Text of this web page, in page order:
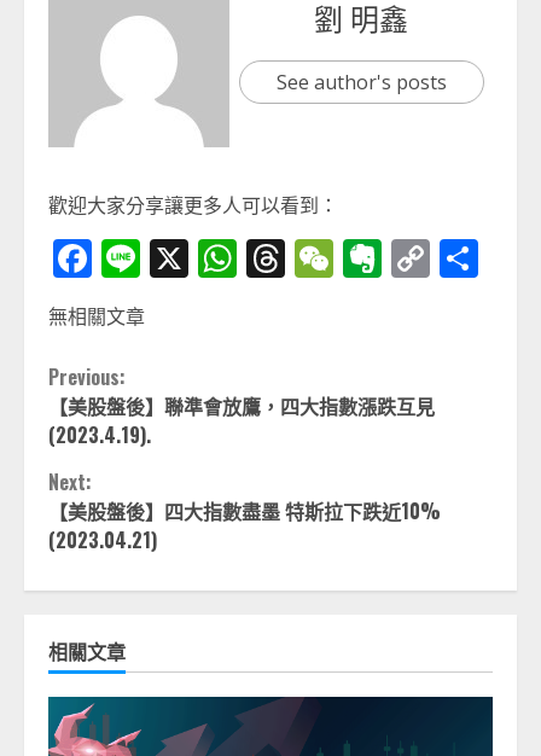
劉 明鑫
See author's posts
歡迎大家分享讓更多人可以看到：
Facebook
Line
X WhatsApp
Threads
WeChat
Evernote
Copy
無相關文章
Continue
Reading
Previous:
【美股盤後】聯準會放鷹，四大指數漲跌互見
(2023.4.19).
Next:
【美股盤後】四大指數盡墨 特斯拉下跌近10%
(2023.04.21)
相關文章